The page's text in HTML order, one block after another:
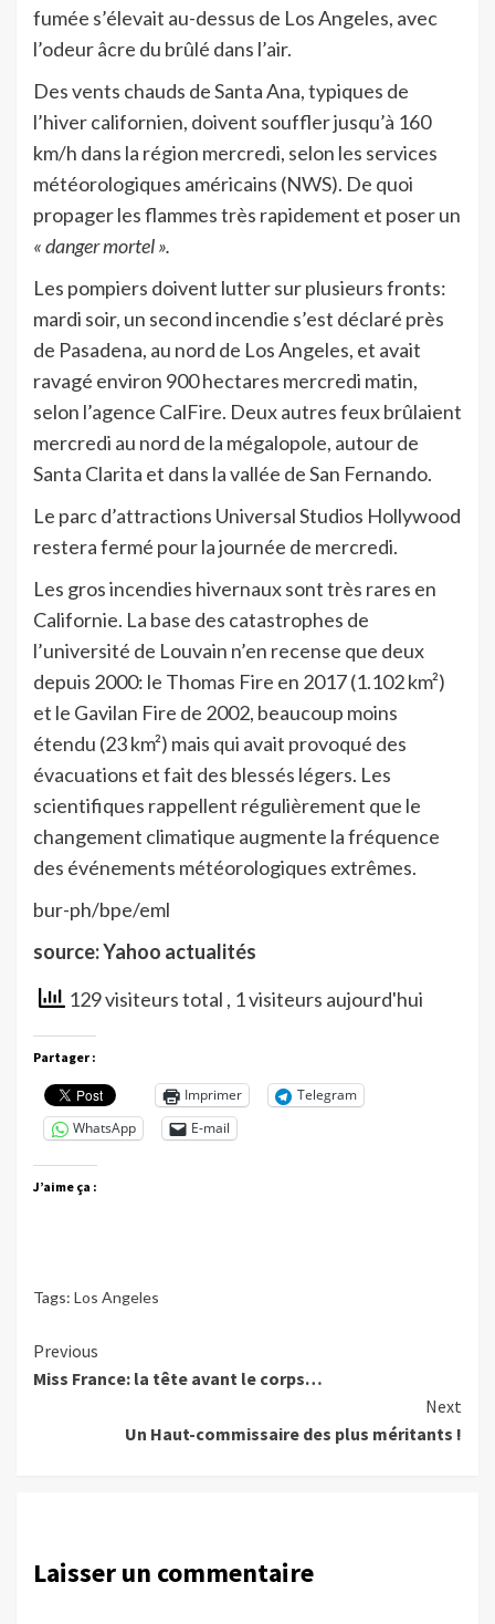
fumée s’élevait au-dessus de Los Angeles, avec
l’odeur âcre du brûlé dans l’air.
Des vents chauds de Santa Ana, typiques de
l’hiver californien, doivent souffler jusqu’à 160
km/h dans la région mercredi, selon les services
météorologiques américains (NWS). De quoi
propager les flammes très rapidement et poser un
« danger mortel ».
Les pompiers doivent lutter sur plusieurs fronts:
mardi soir, un second incendie s’est déclaré près
de Pasadena, au nord de Los Angeles, et avait
ravagé environ 900 hectares mercredi matin,
selon l’agence CalFire. Deux autres feux brûlaient
mercredi au nord de la mégalopole, autour de
Santa Clarita et dans la vallée de San Fernando.
Le parc d’attractions Universal Studios Hollywood
restera fermé pour la journée de mercredi.
Les gros incendies hivernaux sont très rares en
Californie. La base des catastrophes de
l’université de Louvain n’en recense que deux
depuis 2000: le Thomas Fire en 2017 (1.102 km²)
et le Gavilan Fire de 2002, beaucoup moins
étendu (23 km²) mais qui avait provoqué des
évacuations et fait des blessés légers. Les
scientifiques rappellent régulièrement que le
changement climatique augmente la fréquence
des événements météorologiques extrêmes.
bur-ph/bpe/eml
source: Yahoo actualités
129 visiteurs total , 1 visiteurs aujourd'hui
Partager :
Imprimer
Telegram
WhatsApp
E-mail
J’aime ça :
Tags: Los Angeles
Continue
Reading
Previous
Miss France: la tête avant le corps…
Next
Un Haut-commissaire des plus méritants !
Laisser un commentaire